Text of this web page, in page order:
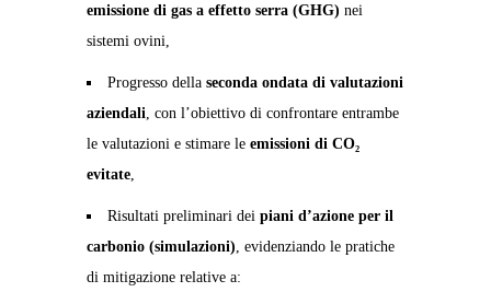
emissione di gas a effetto serra (GHG) nei
sistemi ovini,
Progresso della seconda ondata di valutazioni
aziendali, con l’obiettivo di confrontare entrambe
le valutazioni e stimare le emissioni di CO₂
evitate,
Risultati preliminari dei piani d’azione per il
carbonio (simulazioni), evidenziando le pratiche
di mitigazione relative a: